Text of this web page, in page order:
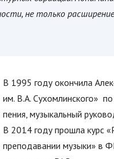
не только
В 1995 году окончила
им. В.А. Сухомлинского»
пения, музыкальный
В 2014 году прошла курс
преподавании музыки» в